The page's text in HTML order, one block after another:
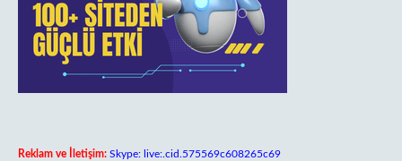
Reklam ve İletişim: Skype: live:.cid.575569c608265c69